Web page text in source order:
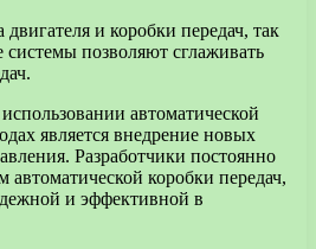
и коробки передач, так
системы позволяют сглаживать
автоматической
является внедрение новых
Разработчики постоянно
коробки передач,
и эффективной в